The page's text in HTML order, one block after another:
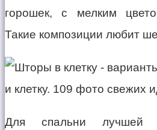
горошек, с мелким
Такие композиции любит
Для спальни лучшей